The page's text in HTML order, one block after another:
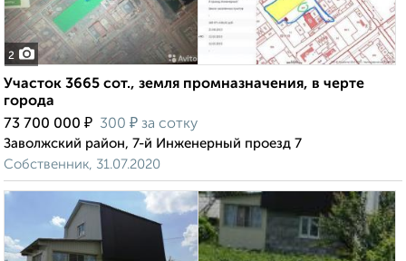
2
Участок 3665 сот., земля промназначения, в черте
города
73 700 000 ₽ 300 ₽ за сотку
Заволжский район, 7-й Инженерный проезд 7
Собственник, 31.07.2020